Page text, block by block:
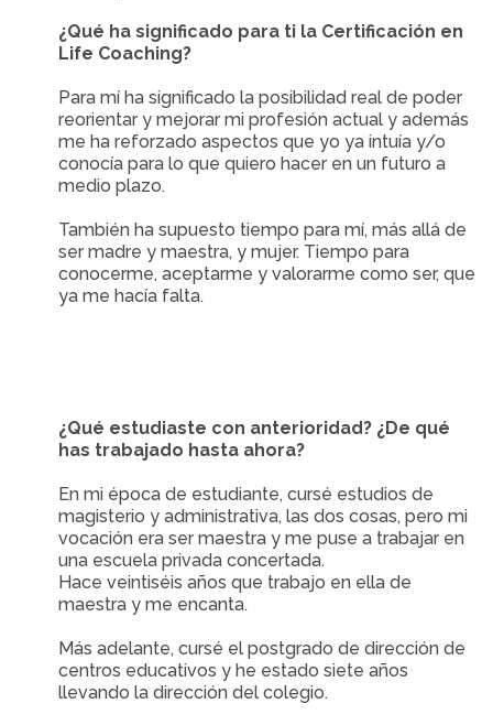
¿Qué ha significado para ti la Certificación en
Life Coaching?
Para mí ha significado la posibilidad real de poder
reorientar y mejorar mi profesión actual y además
me ha reforzado aspectos que yo ya intuía y/o
conocía para lo que quiero hacer en un futuro a
medio plazo.
También ha supuesto tiempo para mí, más allá de
ser madre y maestra, y mujer. Tiempo para
conocerme, aceptarme y valorarme como ser, que
ya me hacía falta.
¿Qué estudiaste con anterioridad? ¿De qué
has trabajado hasta ahora?
En mi época de estudiante, cursé estudios de
magisterio y administrativa, las dos cosas, pero mi
vocación era ser maestra y me puse a trabajar en
una escuela privada concertada.
Hace veintiséis años que trabajo en ella de
maestra y me encanta.
Más adelante, cursé el postgrado de dirección de
centros educativos y he estado siete años
llevando la dirección del colegio.